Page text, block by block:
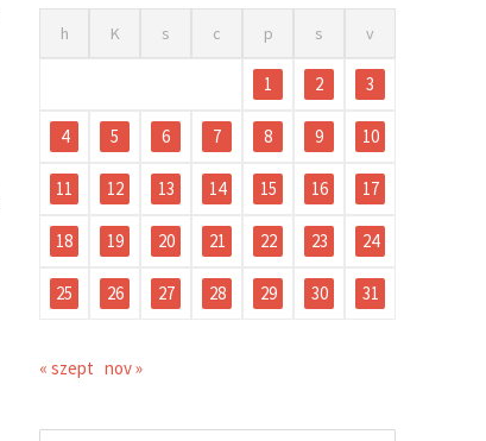
h K s c p s v
1 2 3
4 5 6 7 8 9 10
11 12 13 14 15 16 17
18 19 20 21 22 23 24
25 26 27 28 29 30 31
« szept nov »